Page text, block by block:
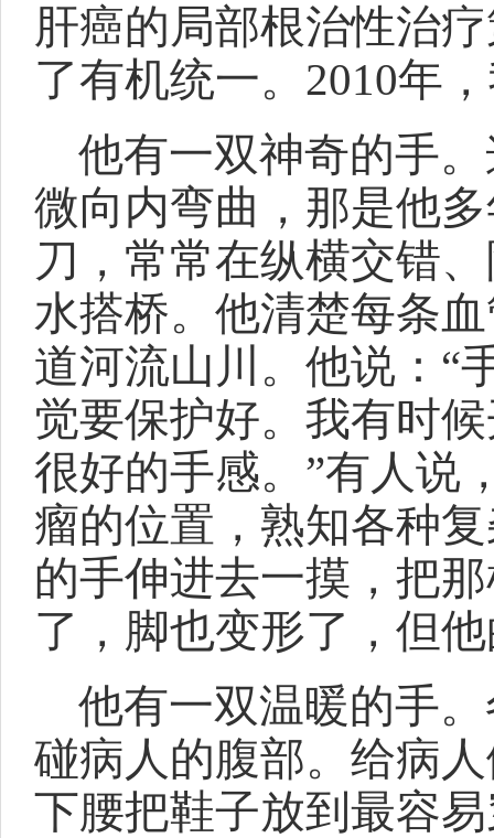
肝癌的局部根治性治
了有机统一。2010年
他有一双神奇的手
微向内弯曲，那是他
刀，常常在纵横交错
水搭桥。他清楚每条
道河流山川。他说：“
觉要保护好。我有时
很好的手感。”有人说
瘤的位置，熟知各种
的手伸进去一摸，把
了，脚也变形了，但
他有一双温暖的手
碰病人的腹部。给病
下腰把鞋子放到最容